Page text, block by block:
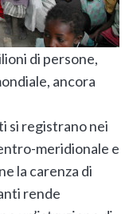
di persone,
ancora
si registrano nei
meridionale e
la carenza di
rende